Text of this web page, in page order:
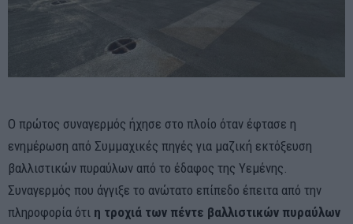
Ο πρώτος συναγερμός ήχησε στο πλοίο όταν έφτασε η
ενημέρωση από Συμμαχικές πηγές για μαζική εκτόξευση
βαλλιστικών πυραύλων από το έδαφος της Υεμένης.
Συναγερμός που άγγιξε το ανώτατο επίπεδο έπειτα από την
πληροφορία ότι η τροχιά των πέντε βαλλιστικών πυραύλων